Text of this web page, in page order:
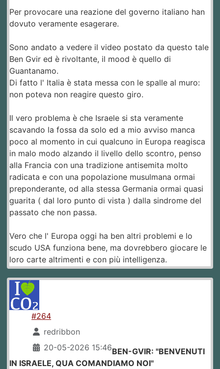
Per provocare una reazione del governo italiano han
dovuto veramente esagerare.
Sono andato a vedere il video postato da questo tale
Ben Gvir ed è rivoltante, il mood è quello di
Guantanamo.
Di fatto l' Italia è stata messa con le spalle al muro:
non poteva non reagire questo giro.
Il vero problema è che Israele si sta veramente
scavando la fossa da solo ed a mio avviso manca
poco al momento in cui qualcuno in Europa reagisca
in malo modo alzando il livello dello scontro, penso
alla Francia con una tradizione antisemita molto
radicata e con una popolazione musulmana ormai
preponderante, od alla stessa Germania ormai quasi
guarita ( dal loro punto di vista ) dalla sindrome del
passato che non passa.
Vero che l' Europa oggi ha ben altri problemi e lo
scudo USA funziona bene, ma dovrebbero giocare le
loro carte altrimenti e con più intelligenza.
#264
redribbon
20-05-2026 15:46BEN-GVIR: "BENVENUTI
IN ISRAELE, QUA COMANDIAMO NOI"